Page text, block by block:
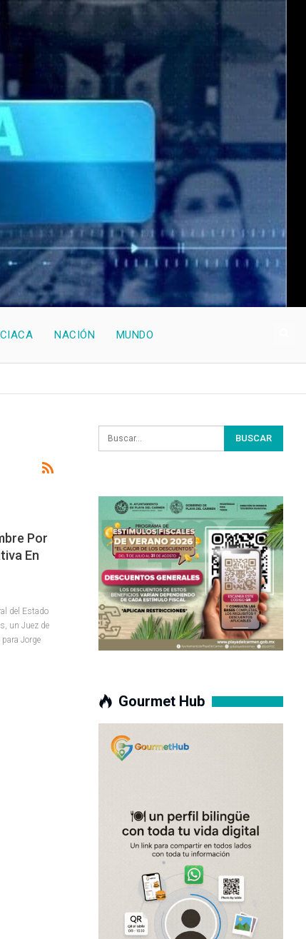
NACIÓN MUNDO
Por
En
del Estado
un Juez de
Jorge
Gourmet Hub